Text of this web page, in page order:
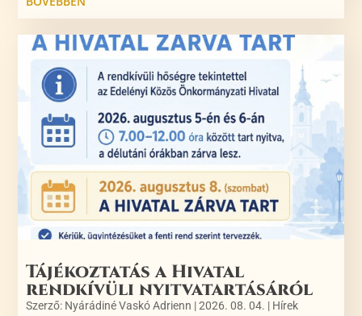
Tájékoztatás a Hivatal
rendkívüli nyitvatartásáról
Szerző: Nyárádiné Vaskó Adrienn |2026. 08. 04. | Hírek